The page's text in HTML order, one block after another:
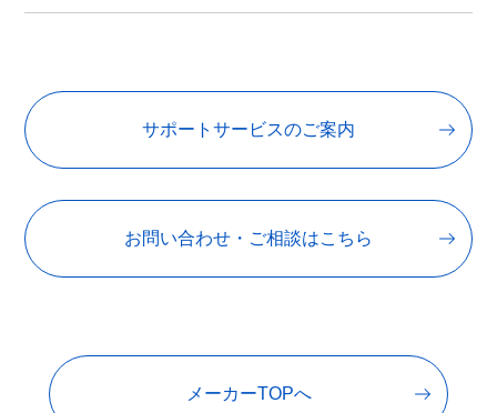
サポートサービスのご案内
お問い合わせ・ご相談はこちら
メーカーTOPへ